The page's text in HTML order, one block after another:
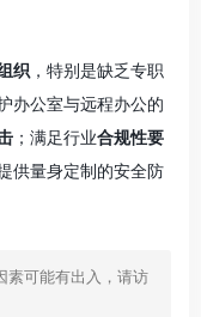
织 ，特别是缺乏专职
办公室与远程办公的
；满足行业合规性要
供量身定制的安全防
素可能有出入，请访